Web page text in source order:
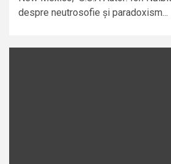
despre neutrosofie și paradoxism...